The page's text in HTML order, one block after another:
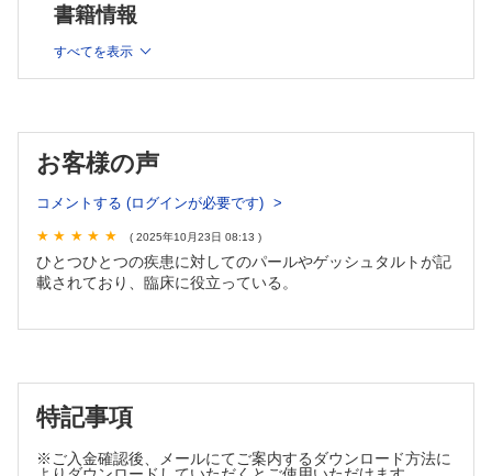
2 間質性肺炎
3 過敏性肺炎
8 気胸
10 咳過敏症症候群
2．消化器
1 大腸憩室出血
2 虚血性大腸炎
6 胃食道逆流症
7 機能性消化管障害・上部
8 機能性消化管障害・下部
9 食道アカラシア
書籍情報
すべてを表示
お客様の声
コメントする (ログインが必要です)
( 2025年10月23日 08:13 )
ひとつひとつの疾患に対してのパールやゲッシュタルトが記
載されており、臨床に役立っている。
特記事項
※ご入金確認後、メールにてご案内するダウンロード方法に